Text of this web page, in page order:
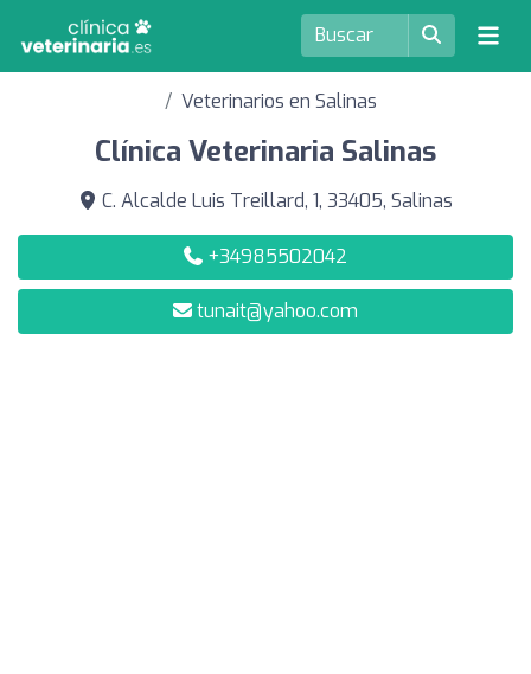
Veterinarios en Salinas
Clínica Veterinaria Salinas
C. Alcalde Luis Treillard, 1, 33405, Salinas
+34985502042
tunait@yahoo.com